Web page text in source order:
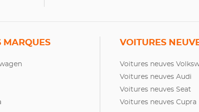
MARQUES VOITURES
Voitures neuves
Voitures neuves Audi
Voitures neuves Seat
Voitures neuves Cupra